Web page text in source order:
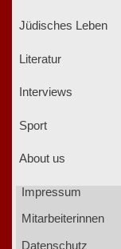
Jüdisches Leben
Literatur
Interviews
Sport
About us
Impressum
Mitarbeiterinnen
Datenschutz